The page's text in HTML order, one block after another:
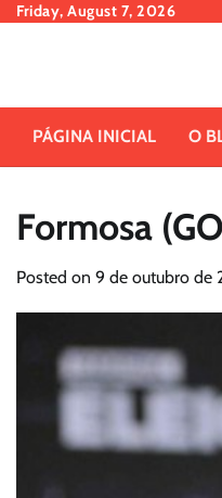
SkipFriday, August 7, 2026
PÁGINA INICIAL O
Formosa
Posted on 9 de outubro de